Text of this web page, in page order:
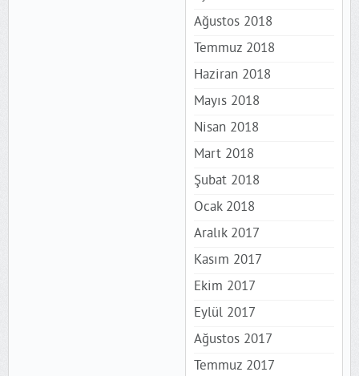
Ağustos 2018
Temmuz 2018
Haziran 2018
Mayıs 2018
Nisan 2018
Mart 2018
Şubat 2018
Ocak 2018
Aralık 2017
Kasım 2017
Ekim 2017
Eylül 2017
Ağustos 2017
Temmuz 2017